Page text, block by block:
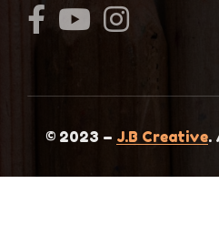
© 2023 – J.B Creative.